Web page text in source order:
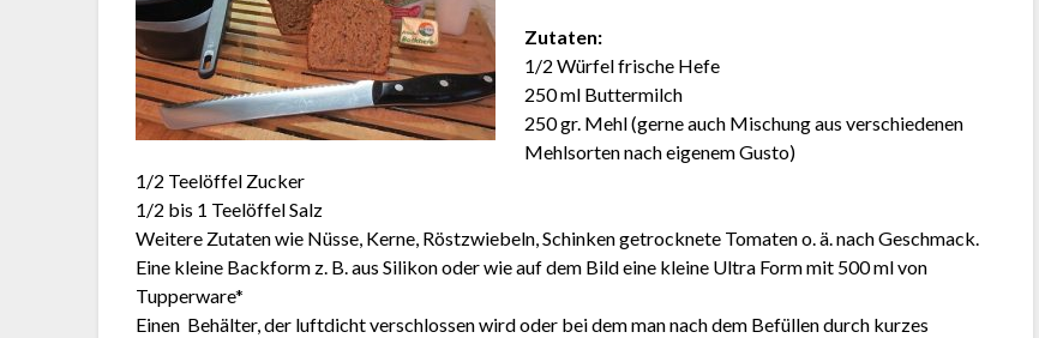
Zutaten:
1/2 Würfel frische Hefe
250 ml Buttermilch
250 gr. Mehl (gerne auch Mischung aus verschiedenen
Mehlsorten nach eigenem Gusto)
1/2 Teelöffel Zucker
1/2 bis 1 Teelöffel Salz
Weitere Zutaten wie Nüsse, Kerne, Röstzwiebeln, Schinken getrocknete Tomaten o. ä. nach Geschmack.
Eine kleine Backform z. B. aus Silikon oder wie auf dem Bild eine kleine Ultra Form mit 500 mlvon
Tupperware*
Einen Behälter, der luftdicht verschlossen wird oder bei dem man nach dem Befüllen durch kurzes